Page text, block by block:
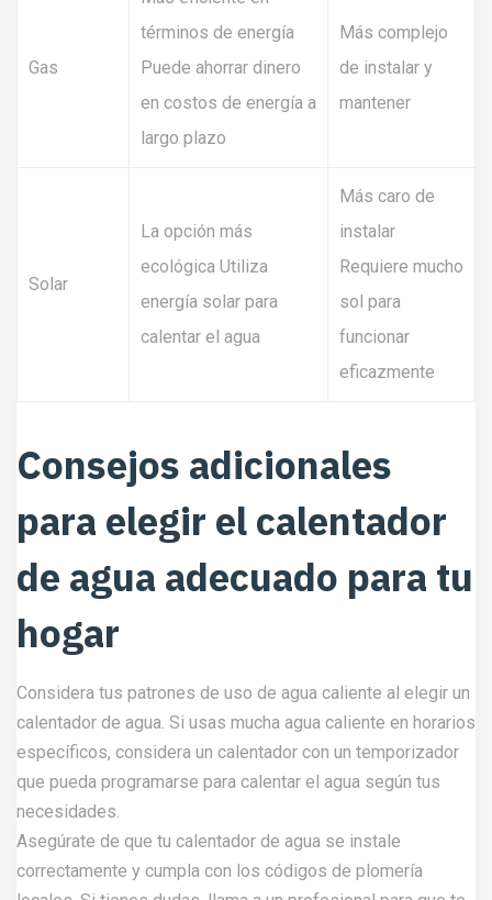
Gas
términos de energía
Puede ahorrar dinero
en costos de energía a
largo plazo
Más complejo
de instalar y
mantener
Solar
La opción más
ecológica Utiliza
energía solar para
calentar el agua
Más caro de
instalar
Requiere mucho
sol para
funcionar
eficazmente
Consejos adicionales
para elegir el calentador
de agua adecuado para tu
hogar
Considera tus patrones de uso de agua caliente al elegir un
calentador de agua. Si usas mucha agua caliente en horarios
específicos, considera un calentador con un temporizador
que pueda programarse para calentar el agua según tus
necesidades.
Asegúrate de que tu calentador de agua se instale
correctamente y cumpla con los códigos de plomería